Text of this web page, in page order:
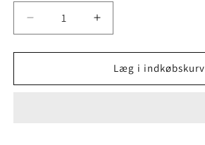
Reducer
antallet
for
Drikkeflaske
Øg
antallet
for
Lixit
Drikkeflaske
Læg i indkøbskurv